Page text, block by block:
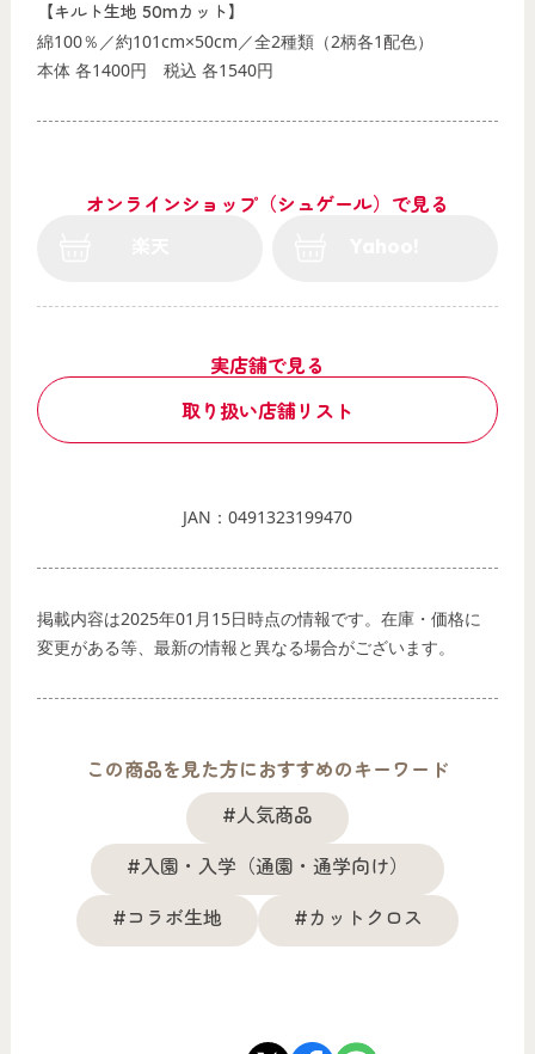
【キルト生地 50mカット】
綿100％／約101cm×50cm／全2種類（2柄各1配色）
本体 各1400円 税込 各1540円
オンラインショップ（シュゲール）で見る
実店舗で見る
取り扱い店舗リスト
JAN：0491323199470
掲載内容は2025年01月15日時点の情報です。在庫・価格に
変更がある等、最新の情報と異なる場合がございます。
この商品を見た方におすすめのキーワード
#人気商品
#入園・入学（通園・通学向け）
#コラボ生地 #カットクロス